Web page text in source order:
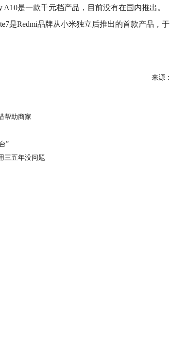
是一款千元档产品，目前没有在国内推出。
是Redmi品牌从小米独立后推出的首款产品，于
来源：
帮助商家
”
三五年没问题